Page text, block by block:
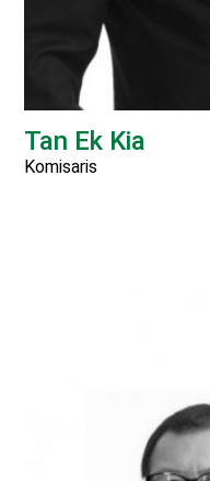
Tan Ek Kia
Komisaris